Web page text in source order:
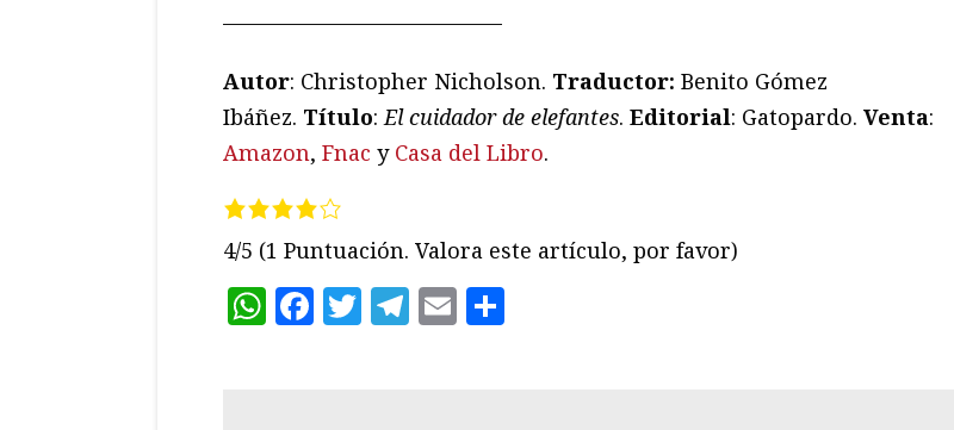
—————————————
Autor: Christopher Nicholson. Traductor: Benito Gómez
Ibáñez. Título:El cuidador de elefantes. Editorial: Gatopardo. Venta:
Amazon, Fnac y Casa del Libro.
4/5 (1 Puntuación. Valora este artículo, por favor)
WhatsApp
Facebook
Twitter
Telegram
Email